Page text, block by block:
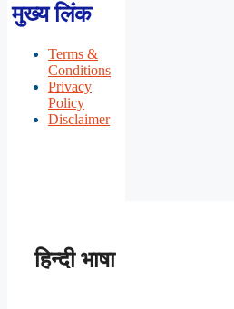
मुख्य लिंक
Terms &
Conditions
Privacy
Policy
Disclaimer
हिन्दी भाषा